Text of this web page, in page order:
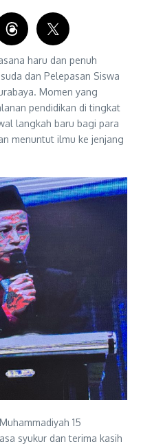
haru dan penuh
dan Pelepasan Siswa
Momen yang
pendidikan di tingkat
langkah baru bagi para
menuntut ilmu ke jenjang
15
syukur dan terima kasih